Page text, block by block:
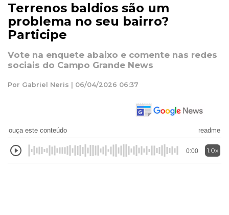
Terrenos baldios são um
problema no seu bairro?
Participe
Vote na enquete abaixo e comente nas redes
sociais do Campo Grande News
Por Gabriel Neris | 06/04/2026 06:37
ouça este conteúdo readme
0:00 1.0x